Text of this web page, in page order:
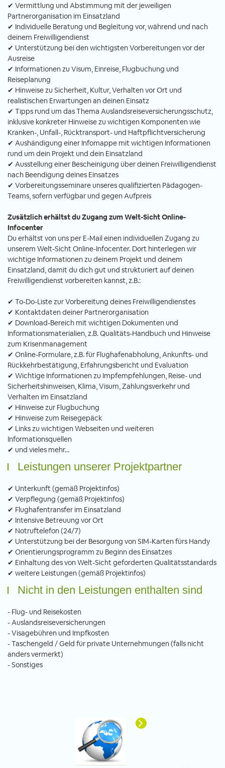
✔ Vermittlung und Abstimmung mit der jeweiligen
Partnerorganisation im Einsatzland
✔ Individuelle Beratung und Begleitung vor, während und nach
deinem Freiwilligendienst
✔ Unterstützung bei den wichtigsten Vorbereitungen vor der
Ausreise
✔ Informationen zu Visum, Einreise, Flugbuchung und
Reiseplanung
✔ Hinweise zu Sicherheit, Kultur, Verhalten vor Ort und
realistischen Erwartungen an deinen Einsatz
✔ Tipps rund um das Thema Auslandsreiseversicherungsschutz,
inklusive konkreter Hinweise zu wichtigen Komponenten wie
Kranken-, Unfall-, Rücktransport- und Haftpflichtversicherung
✔ Aushändigung einer Infomappe mit wichtigen Informationen
rund um dein Projekt und dein Einsatzland
✔ Ausstellung einer Bescheinigung über deinen Freiwilligendienst
nach Beendigung deines Einsatzes
✔ Vorbereitungsseminare unseres qualifizierten Pädagogen-
Teams, sofern verfügbar und gegen Aufpreis
Zusätzlich erhältst du Zugang zum Welt-Sicht Online-
Infocenter
Du erhältst von uns per E-Mail einen individuellen Zugang zu
unserem Welt-Sicht Online-Infocenter. Dort hinterlegen wir
wichtige Informationen zu deinem Projekt und deinem
Einsatzland, damit du dich gut und strukturiert auf deinen
Freiwilligendienst vorbereiten kannst, z.B.:
✔ To-Do-Liste zur Vorbereitung deines Freiwilligendienstes
✔ Kontaktdaten deiner Partnerorganisation
✔ Download-Bereich mit wichtigen Dokumenten und
Informationsmaterialien, z.B. Qualitäts-Handbuch und Hinweise
zum Krisenmanagement
✔ Online-Formulare, z.B. für Flughafenabholung, Ankunfts- und
Rückkehrbestätigung, Erfahrungsbericht und Evaluation
✔ Wichtige Informationen zu Impfempfehlungen, Reise- und
Sicherheitshinweisen, Klima, Visum, Zahlungsverkehr und
Verhalten im Einsatzland
✔ Hinweise zur Flugbuchung
✔ Hinweise zum Reisegepäck
✔ Links zu wichtigen Webseiten und weiteren
Informationsquellen
✔ und vieles mehr...
Leistungen unserer Projektpartner
✔ Unterkunft (gemäß Projektinfos)
✔ Verpflegung (gemäß Projektinfos)
✔ Flughafentransfer im Einsatzland
✔ Intensive Betreuung vor Ort
✔ Notruftelefon (24/7)
✔ Unterstützung bei der Besorgung von SIM-Karten fürs Handy
✔ Orientierungsprogramm zu Beginn des Einsatzes
✔ Einhaltung des von Welt-Sicht geforderten Qualitätsstandards
✔ weitere Leistungen (gemäß Projektinfos)
Nicht in den Leistungen enthalten sind
- Flug- und Reisekosten
- Auslandsreiseversicherungen
- Visagebühren und Impfkosten
- Taschengeld / Geld für private Unternehmungen (falls nicht
anders vermerkt)
- Sonstiges